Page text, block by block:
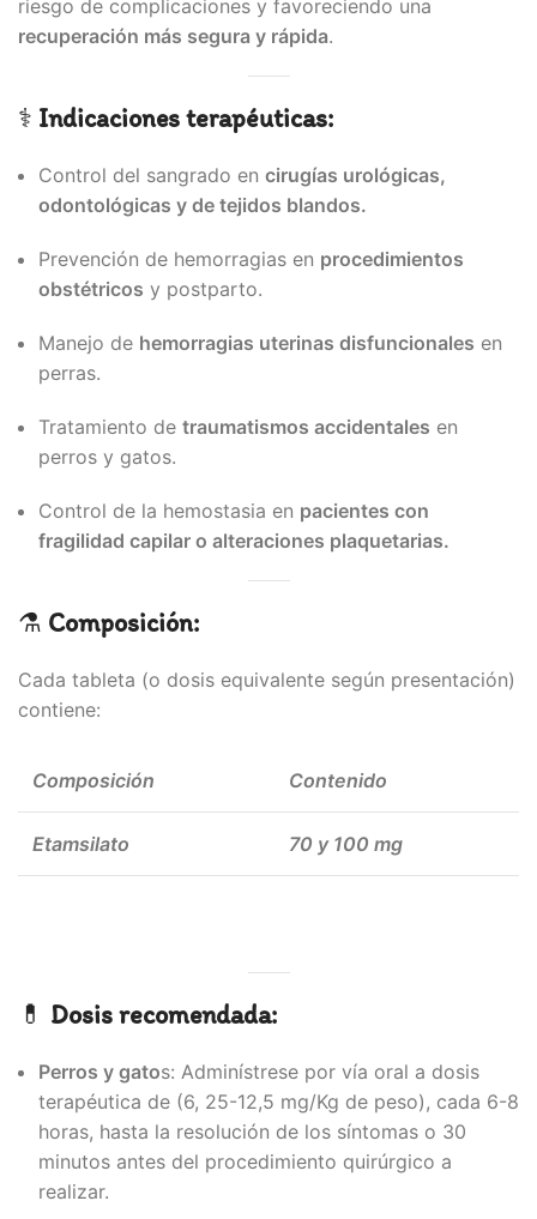
riesgo de complicaciones y favoreciendo una
recuperación más segura y rápida.
⚕️ Indicaciones terapéuticas:
Control del sangrado en cirugías urológicas,
odontológicas y de tejidos blandos.
Prevención de hemorragias en procedimientos
obstétricos y postparto.
Manejo de hemorragias uterinas disfuncionales en
perras.
Tratamiento de traumatismos accidentales en
perros y gatos.
Control de la hemostasia en pacientes con
fragilidad capilar o alteraciones plaquetarias.
⚗️ Composición:
Cada tableta (o dosis equivalente según presentación)
contiene:
Composición Contenido
Etamsilato 70 y 100 mg
💊 Dosis recomendada:
Perros y gatos: Adminístrese por vía oral a dosis
terapéutica de (6, 25-12,5 mg/Kg de peso), cada 6-8
horas, hasta la resolución de los síntomas o 30
minutos antes del procedimiento quirúrgico a
realizar.